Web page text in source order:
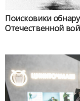
Поисковики
Отечественной